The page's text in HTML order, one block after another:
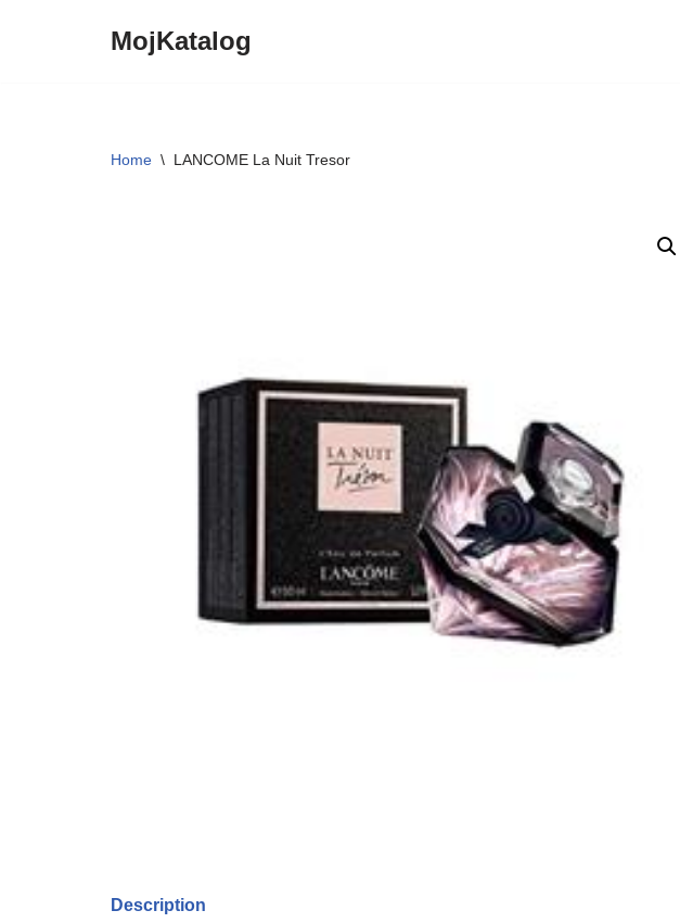
MojKatalog
Home \ LANCOME La Nuit Tresor
Description